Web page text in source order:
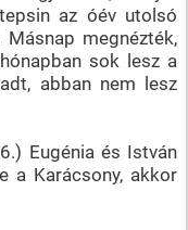
az óév utolsó
megnézték,
sok lesz a
abban nem lesz
Eugénia és István
a Karácsony, akkor